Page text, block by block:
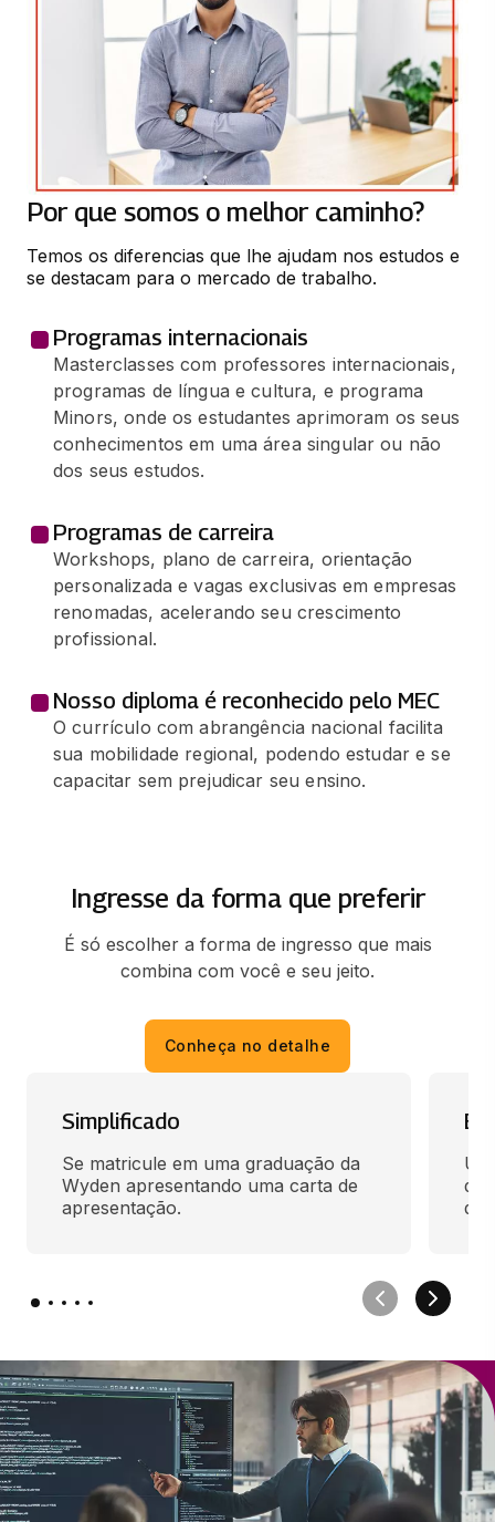
TÓPICOS DE BIG DATA EM PYTHON
IMPLANTAÇÃO DE GOVERNANÇA COM
COBIT
66 horas
INTELIGÊNCIA ARTIFICIAL
MÉTODOS ÁGEIS COM SCRUM
66 horas
Por que somos o melhor caminho?
Temos os diferencias que lhe ajudam nos estudos e
se destacam para o mercado de trabalho.
Programas internacionais
Masterclasses com professores internacionais,
programas de língua e cultura, e programa
Minors, onde os estudantes aprimoram os seus
conhecimentos em uma área singular ou não
dos seus estudos.
Programas de carreira
Workshops, plano de carreira, orientação
personalizada e vagas exclusivas em empresas
renomadas, acelerando seu crescimento
profissional.
Nosso diploma é reconhecido pelo MEC
O currículo com abrangência nacional facilita
sua mobilidade regional, podendo estudar e se
capacitar sem prejudicar seu ensino.
Ingresse da forma que preferir
É só escolher a forma de ingresso que mais
combina com você e seu jeito.
Conheça no detalhe
Simplificado
Se matricule em uma graduação da
Wyden apresentando uma carta de
apresentação.